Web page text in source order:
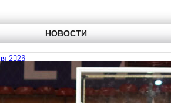
НОВОСТИ
2026
FIBA U18 EuroBasket 2026, Division C